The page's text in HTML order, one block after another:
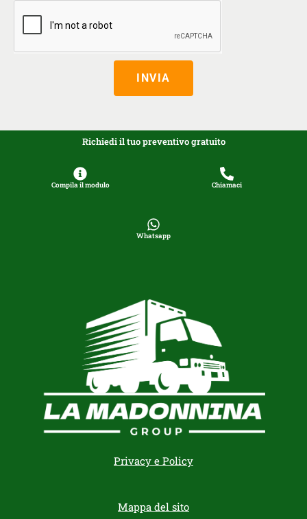
INVIA
Richiedi il tuo preventivo gratuito
Compila il modulo Chiamaci
Whatsapp
Privacy e Policy
Mappa del sito